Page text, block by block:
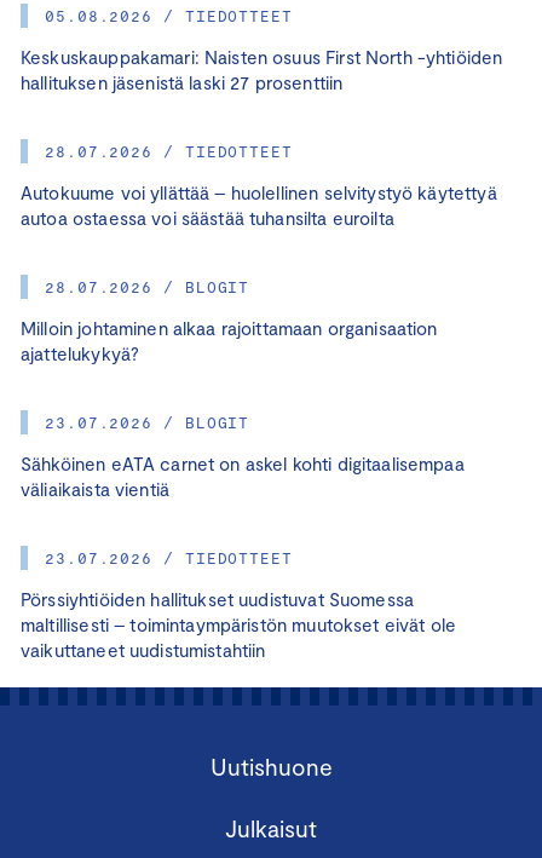
05.08.2026 / TIEDOTTEET
Keskuskauppakamari: Naisten osuus First North -yhtiöiden
hallituksen jäsenistä laski 27 prosenttiin
28.07.2026 / TIEDOTTEET
Autokuume voi yllättää – huolellinen selvitystyö käytettyä
autoa ostaessa voi säästää tuhansilta euroilta
28.07.2026 / BLOGIT
Milloin johtaminen alkaa rajoittamaan organisaation
ajattelukykyä?
23.07.2026 / BLOGIT
Sähköinen eATA carnet on askel kohti digitaalisempaa
väliaikaista vientiä
23.07.2026 / TIEDOTTEET
Pörssiyhtiöiden hallitukset uudistuvat Suomessa
maltillisesti – toimintaympäristön muutokset eivät ole
vaikuttaneet uudistumistahtiin
Uutishuone
Julkaisut